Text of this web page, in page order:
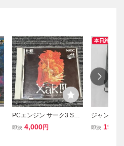
PCエンジン サーク3 SUP
ER CD-ROM2 PCE
即決 4,000円
本日終了
ジャンク品
Cエンジン
即決